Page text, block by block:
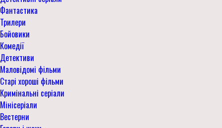
Фантастика
Трилери
Бойовики
Комедії
Детективи
Маловідомі фільми
Старі хороші фільми
Кримінальні серіали
Мінісеріали
Вестерни